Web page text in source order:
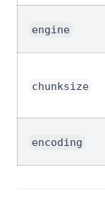
engine
chunksize
encoding